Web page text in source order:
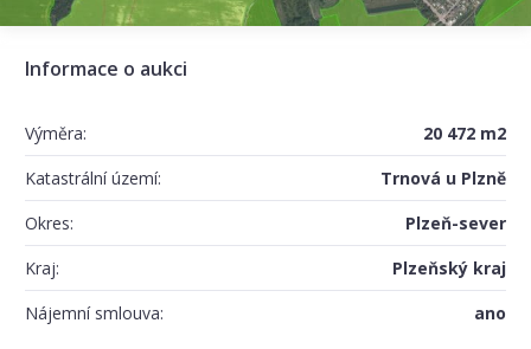
Informace o aukci
Výměra:
20 472 m2
Katastrální území:
Trnová u Plzně
Okres:
Plzeň-sever
Kraj:
Plzeňský kraj
Nájemní smlouva:
ano